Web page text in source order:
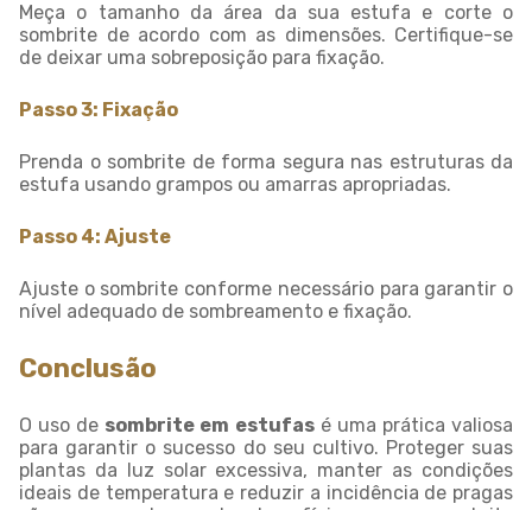
Meça o tamanho da área da sua estufa e corte o
sombrite de acordo com as dimensões. Certifique-se
de deixar uma sobreposição para fixação.
Passo 3: Fixação
Prenda o sombrite de forma segura nas estruturas da
estufa usando grampos ou amarras apropriadas.
Passo 4: Ajuste
Ajuste o sombrite conforme necessário para garantir o
nível adequado de sombreamento e fixação.
Conclusão
O uso de sombrite em estufasé uma prática valiosa
para garantir o sucesso do seu cultivo. Proteger suas
plantas da luz solar excessiva, manter as condições
ideais de temperatura e reduzir a incidência de pragas